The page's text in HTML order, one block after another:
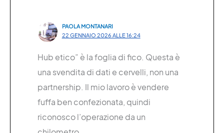
PAOLA MONTANARI
22 GENNAIO 2026 ALLE 16:24
Hub etico” è la foglia di fico. Questa è
una svendita di dati e cervelli, non una
partnership. Il mio lavoro è vendere
fuffa ben confezionata, quindi
riconosco l’operazione da un